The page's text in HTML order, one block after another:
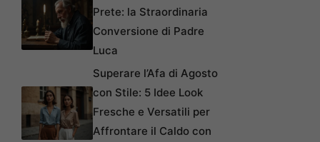
Prete: la Straordinaria
Conversione di Padre
Luca
Superare l’Afa di Agosto
con Stile: 5 Idee Look
Fresche e Versatili per
Affrontare il Caldo con